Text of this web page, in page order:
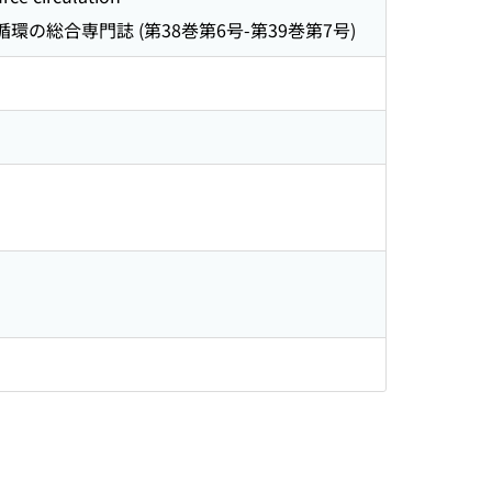
の総合専門誌 (第38巻第6号-第39巻第7号)